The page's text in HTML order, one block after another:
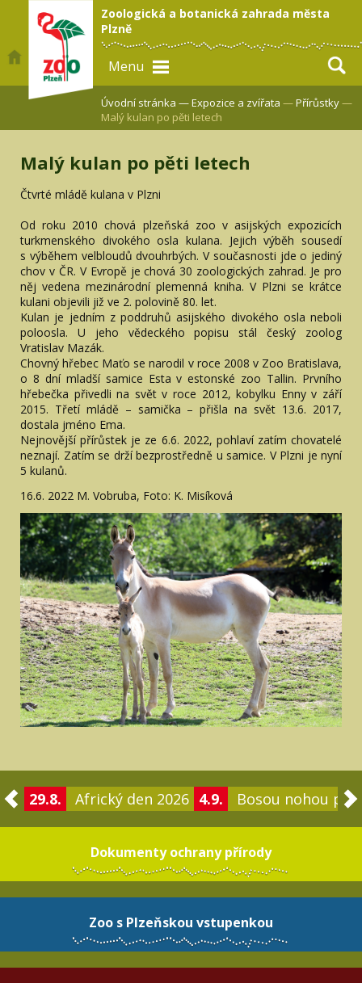
Zoologická a botanická zahrada města
Plzně
Menu
Úvodní stránka —Expozice a zvířata —Přírůstky—
Malý kulan po pěti letech
Malý kulan po pěti letech
Čtvrté mládě kulana v Plzni
Od roku 2010 chová plzeňská zoo v asijských expozicích
turkmenského divokého osla kulana. Jejich výběh sousedí
s výběhem velbloudů dvouhrbých. V současnosti jde o jediný
chov v ČR. V Evropě je chová 30 zoologických zahrad. Je pro
něj vedena mezinárodní plemenná kniha. V Plzni se krátce
kulani objevili již ve 2. polovině 80. let.
Kulan je jedním z poddruhů asijského divokého osla neboli
poloosla. U jeho vědeckého popisu stál český zoolog
Vratislav Mazák.
Chovný hřebec Maťo se narodil v roce 2008 v Zoo Bratislava,
o 8 dní mladší samice Esta v estonské zoo Tallin. Prvního
hřebečka přivedli na svět v roce 2012, kobylku Enny v září
2015. Třetí mládě – samička – přišla na svět 13.6. 2017,
dostala jméno Ema.
Nejnovější přírůstek je ze 6.6. 2022, pohlaví zatím chovatelé
neznají. Zatím se drží bezprostředně u samice. V Plzni je nyní
5 kulanů.
16.6. 2022 M. Vobruba, Foto: K. Misíková
29.8. Africký den 2026 4.9. Bosou nohou po
Dokumenty ochrany přírody
Zoo s Plzeňskou vstupenkou